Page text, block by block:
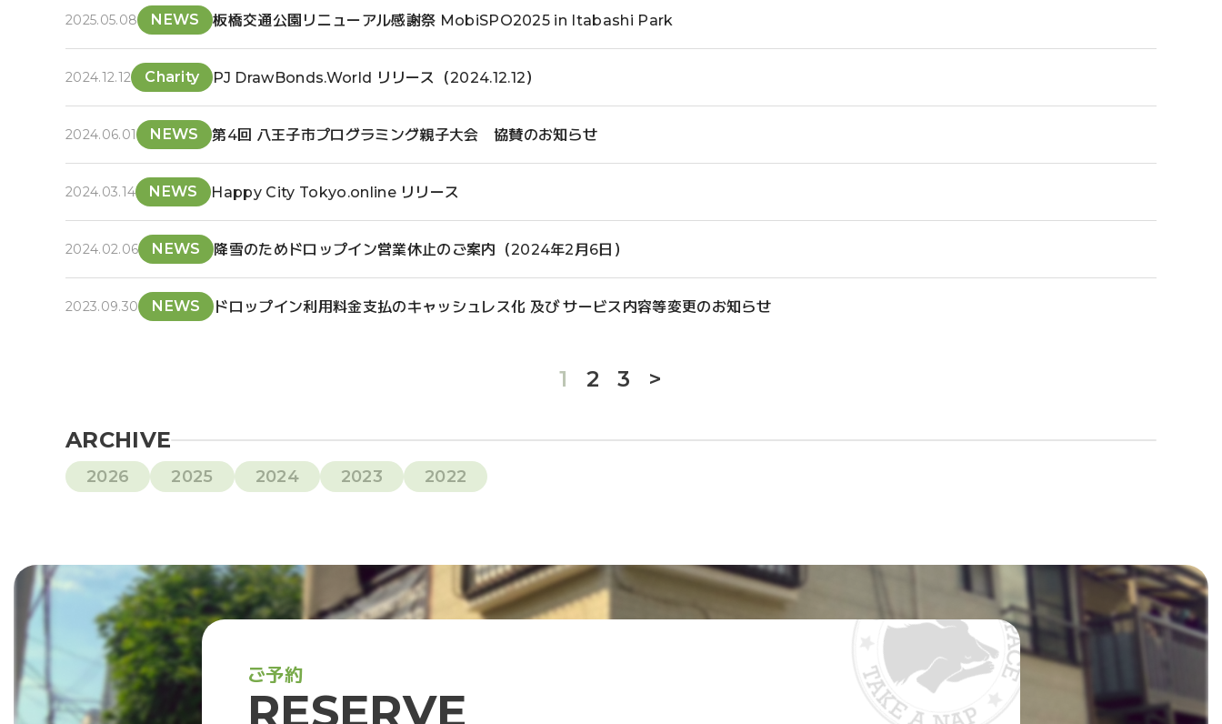
2025.05.08 NEWS 板橋交通公園リニューアル感謝祭 MobiSPO2025 in Itabashi Park
2024.12.12 Charity PJ DrawBonds.World リリース（2024.12.12）
2024.06.01 NEWS 第4回 八王子市プログラミング親子大会 協賛のお知らせ
2024.03.14 NEWS Happy City Tokyo.online リリース
2024.02.06 NEWS 降雪のためドロップイン営業休止のご案内（2024年2月6日）
2023.09.30 NEWS ドロップイン利用料金支払のキャッシュレス化 及び サービス内容等変更のお知らせ
1 2 3 >
ARCHIVE
2026 2025 2024 2023 2022
ご予約
RESERVE